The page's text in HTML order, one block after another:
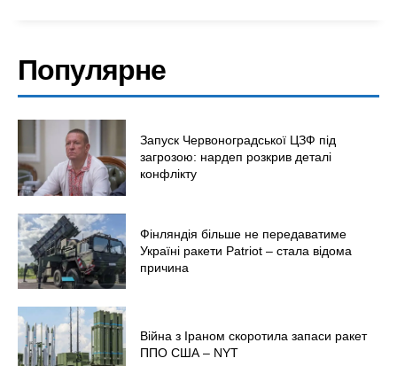
Популярне
Запуск Червоноградської ЦЗФ під
загрозою: нардеп розкрив деталі
конфлікту
Фінляндія більше не передаватиме
Україні ракети Patriot – стала відома
причина
Війна з Іраном скоротила запаси ракет
ППО США – NYT